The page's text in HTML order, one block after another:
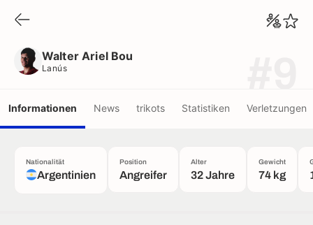
Walter Ariel Bou
Lanús
Informationen News trikots Statistiken Verletzungen
Nationalität
Argentinien
Position
Angreifer
Alter
32 Jahre
Gewicht
74 kg